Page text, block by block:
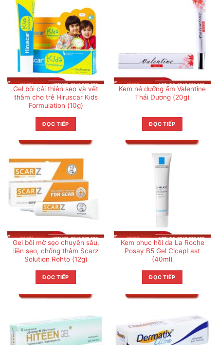
Gel bôi cải thiện sẹo và vết
thâm cho trẻ Hiruscar Kids
Formulation (10g)
ĐỌC TIẾP
Kem nẻ dưỡng ẩm Valentine
Thái Dương (20g)
ĐỌC TIẾP
Gel bôi mờ sẹo chuyên sâu,
liền sẹo, chống thâm Scarz
Solution Rohto (12g)
ĐỌC TIẾP
Kem phục hồi da La Roche
Posay B5 Gel CicapLast
(40ml)
ĐỌC TIẾP